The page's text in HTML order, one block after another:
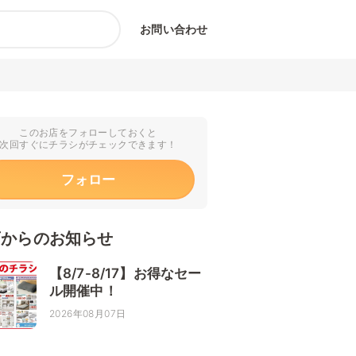
お問い合わせ
このお店をフォローしておくと
次回すぐにチラシがチェックできます！
フォロー
らのお知らせ
【8/7-8/17】お得なセー
ル開催中！
2026年08月07日